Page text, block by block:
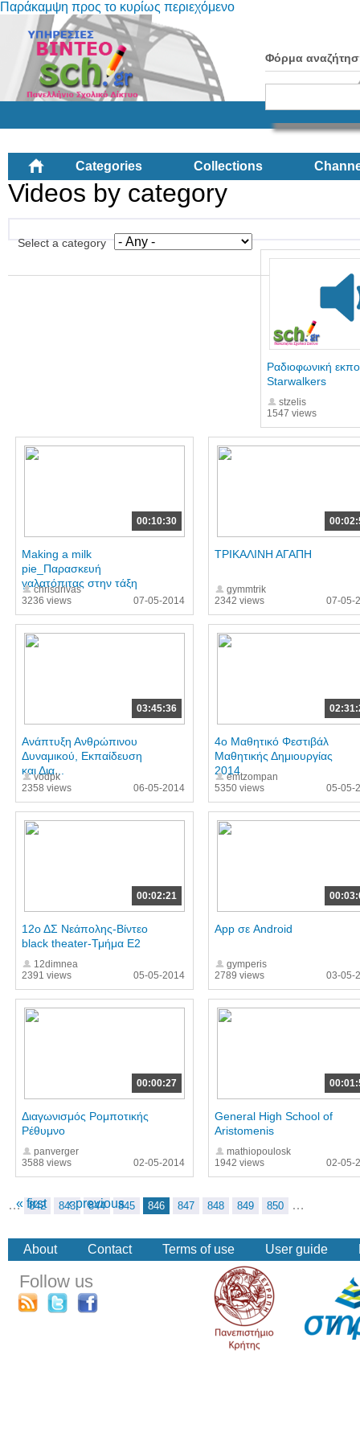
Παράκαμψη προς το κυρίως περιεχόμενο
Φόρμα
Categories Collections
Videos by category
Select a category
1547 views
Ραδιοφωνική
Starwalkers
stzelis
00:10:30
3236 views
Making a milk
pie_Παρασκευή
γαλατόπιτας στην τάξη
chrisdrivas
07-05-2014
2342 views
ΤΡΙΚΑΛΙΝΗ ΑΓΑΠΗ
gymmtrik
07-05-
03:45:36
2358 views
Ανάπτυξη Ανθρώπινου
Δυναμικού, Εκπαίδευση
και Δια...
vodpk
06-05-2014
5350 views
4o Μαθητικό Φεστιβάλ
Μαθητικής Δημιουργίας
2014emtzompan
05-05-
00:02:21
2391 views
12ο ΔΣ Νεάπολης-Βίντεο
black theater-Τμήμα Ε2
12dimnea
05-05-2014
2789 views
App σε Android
gymperis
03-05-
00:00:27
3588 views
Διαγωνισμός Ρομποτικής
Ρέθυμνο
panverger
02-05-2014
1942 views
General High School of
Aristomenis
mathiopoulosk
02-05-
« first ‹ previous
… 842 843 844 845 846 847 848 849 850 …
About Contact Terms of use User guide
Follow us